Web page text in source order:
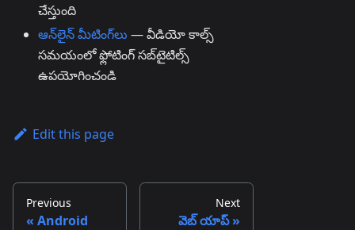
చేస్తుంది
ఆన్‌లైన్ మీటింగ్‌లు — వీడియో కాల్స్
సమయంలో ఫ్లోటింగ్ సబ్‌టైటిల్స్
ఉపయోగించండి
Edit this page
Previous
Android
Next
వెబ్ యాప్